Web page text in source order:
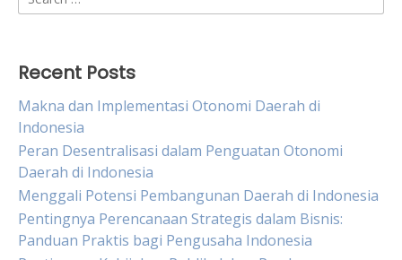
for:
Recent Posts
Makna dan Implementasi Otonomi Daerah di
Indonesia
Peran Desentralisasi dalam Penguatan Otonomi
Daerah di Indonesia
Menggali Potensi Pembangunan Daerah di Indonesia
Pentingnya Perencanaan Strategis dalam Bisnis:
Panduan Praktis bagi Pengusaha Indonesia